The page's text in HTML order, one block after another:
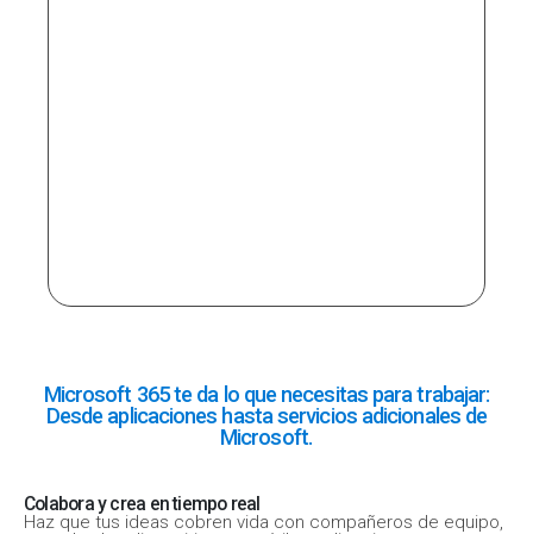
Microsoft 365 te da lo que necesitas para trabajar:
Desde aplicaciones hasta servicios adicionales de
Microsoft.
Colabora y crea en tiempo real
Haz que tus ideas cobren vida con compañeros de equipo,